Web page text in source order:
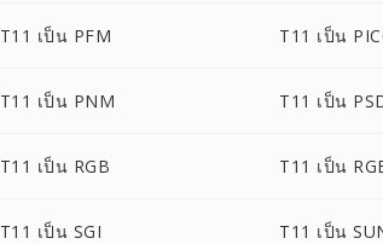
T11 เป็น PFM T11 เป็น
T11 เป็น PNM T11 เป็น
T11 เป็น RGB T11 เป็น
T11 เป็น SGI T11 เป็น